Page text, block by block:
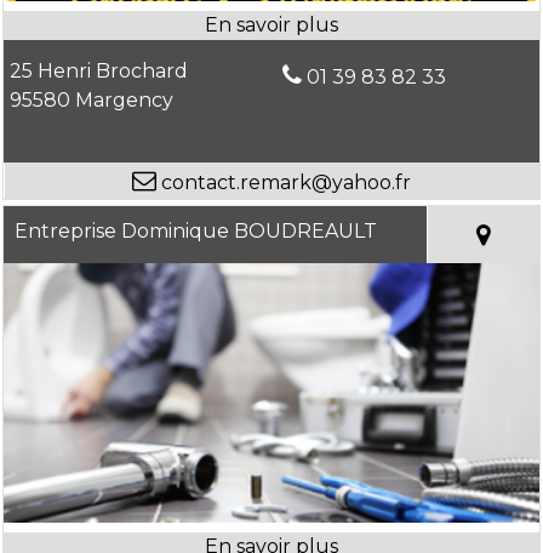
25 Henri Brochard
95580 Margency
01 39 83 82 33
contact.remark@yahoo.fr
Entreprise Dominique BOUDREAULT